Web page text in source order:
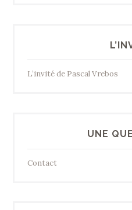
L’invité de Pascal Vrebos
UNE
Contact